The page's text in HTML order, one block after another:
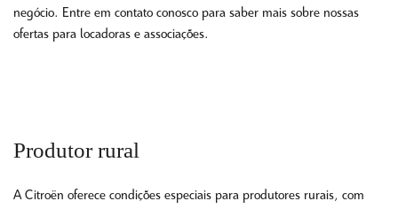
negócio. Entre em contato conosco para saber mais sobre nossas
ofertas para locadoras e associações.
Produtor rural
A Citroën oferece condições especiais para produtores rurais, com